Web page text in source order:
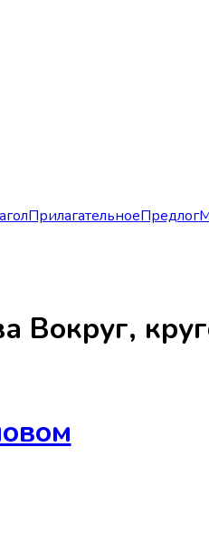
ПрилагательноеПредлог
Вокруг,